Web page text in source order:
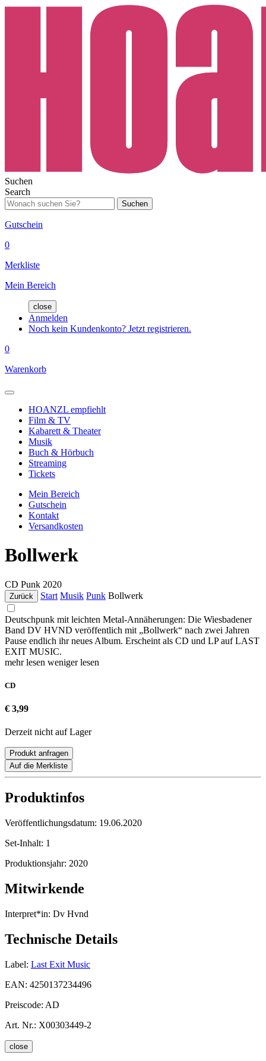
Suchen
Search
Suchen
Gutschein
0
Merkliste
Mein Bereich
close
Anmelden
Noch kein Kundenkonto? Jetzt registrieren.
0
Warenkorb
HOANZL empfiehlt
Film & TV
Kabarett & Theater
Musik
Buch & Hörbuch
Streaming
Tickets
Mein Bereich
Gutschein
Kontakt
Versandkosten
Bollwerk
CD Punk 2020
Zurück Start Musik Punk Bollwerk
Deutschpunk mit leichten Metal-Annäherungen: Die Wiesbadener
Band DV HVND veröffentlich mit „Bollwerk“ nach zwei Jahren
Pause endlich ihr neues Album. Erscheint als CD und LP auf LAST
EXIT MUSIC.
mehr lesen weniger lesen
CD
€ 3,99
Derzeit nicht auf Lager
Produkt anfragen
Auf die Merkliste
Produktinfos
Veröffentlichungsdatum: 19.06.2020
Set-Inhalt: 1
Produktionsjahr: 2020
Mitwirkende
Interpret*in: Dv Hvnd
Technische Details
Label: Last Exit Music
EAN: 4250137234496
Preiscode: AD
Art. Nr.: X00303449-2
close